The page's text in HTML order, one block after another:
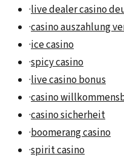
·live dealer casino
·casino auszahlung
·ice casino
·spicy casino
·live casino bonus
·casino
·casino sicherheit
·boomerang casino
·spirit casino